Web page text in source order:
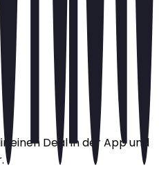
einen Deal in der App und